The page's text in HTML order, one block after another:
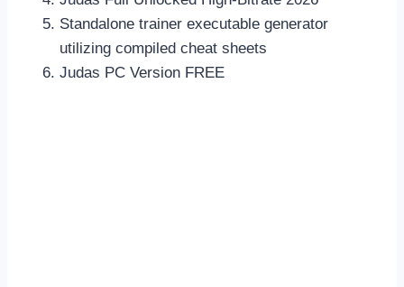
Standalone trainer executable generator
utilizing compiled cheat sheets
Judas PC Version FREE